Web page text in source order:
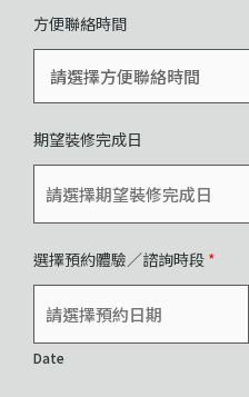
方便聯絡時間
期望裝修完成日
選擇預約體驗／諮詢時段 *
Date